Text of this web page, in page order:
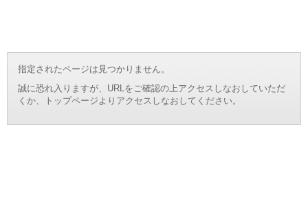
指定されたページは見つかりません。
誠に恐れ入りますが、URLをご確認の上アクセスしなおしていただ
くか、トップページよりアクセスしなおしてください。